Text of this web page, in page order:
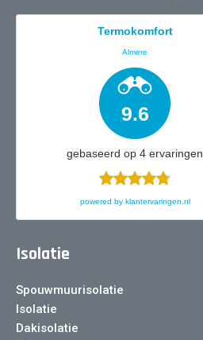
Termokomfort
Almere
9.6
gebaseerd op 4 ervaringen
powered by klantervaringen.nl
Isolatie
Spouwmuurisolatie
Isolatie
Dakisolatie